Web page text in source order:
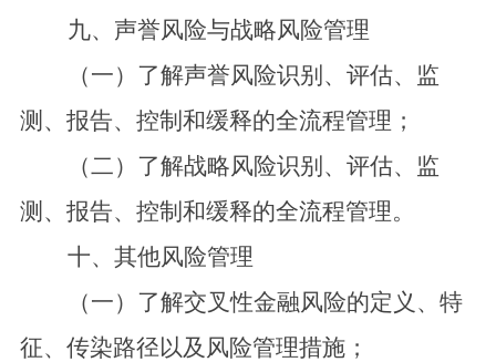
九、声誉风险与战略风险管理
（一）了解声誉风险识别、评估、监
测、报告、控制和缓释的全流程管理；
（二）了解战略风险识别、评估、监
测、报告、控制和缓释的全流程管理。
十、其他风险管理
（一）了解交叉性金融风险的定义、特
征、传染路径以及风险管理措施；